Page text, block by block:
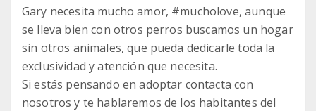
Gary necesita mucho amor, #mucholove, aunque
se lleva bien con otros perros buscamos un hogar
sin otros animales, que pueda dedicarle toda la
exclusividad y atención que necesita.
Si estás pensando en adoptar contacta con
nosotros y te hablaremos de los habitantes del